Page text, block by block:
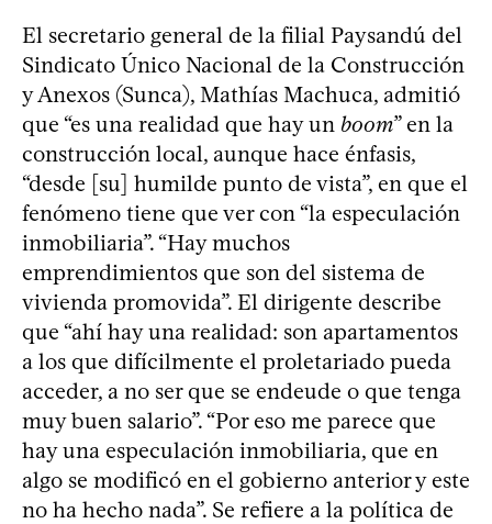
El secretario general de la filial Paysandú del
Sindicato Único Nacional de la Construcción
y Anexos (Sunca), Mathías Machuca, admitió
que “es una realidad que hay un boom” en la
construcción local, aunque hace énfasis,
“desde [su] humilde punto de vista”, en que el
fenómeno tiene que ver con “la especulación
inmobiliaria”. “Hay muchos
emprendimientos que son del sistema de
vivienda promovida”. El dirigente describe
que “ahí hay una realidad: son apartamentos
a los que difícilmente el proletariado pueda
acceder, a no ser que se endeude o que tenga
muy buen salario”. “Por eso me parece que
hay una especulación inmobiliaria, que en
algo se modificó en el gobierno anterior y este
no ha hecho nada”. Se refiere a la política de